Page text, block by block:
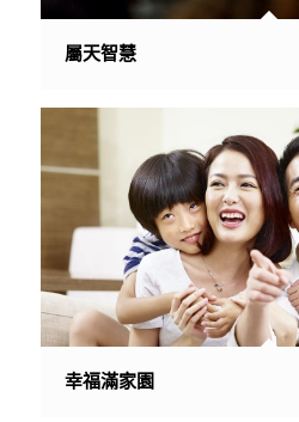
屬天智慧
幸福滿家園